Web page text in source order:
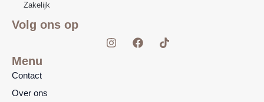
Zakelijk
Volg ons op
I
n
F
a
T
i
Menu
Contact
Over ons